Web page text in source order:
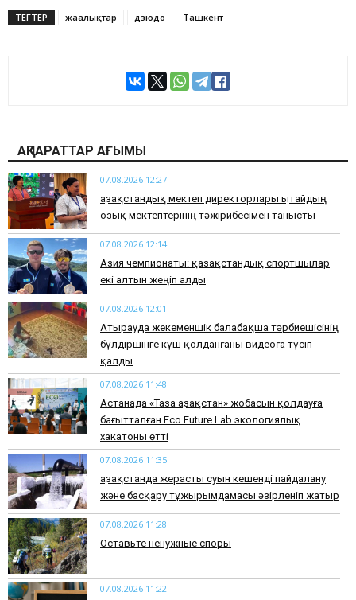
ТЕГТЕР жаңалықтар дзюдо Ташкент
АҚПАРАТТАР АҒЫМЫ
07.08.2026 12:27
Қазақстандық мектеп директорлары Қытайдың
озық мектептерінің тәжірибесімен танысты
07.08.2026 12:14
Азия чемпионаты: қазақстандық спортшылар
екі алтын жеңіп алды
07.08.2026 12:01
Атырауда жекеменшік балабақша тәрбиешісінің
бүлдіршінге күш қолданғаны видеоға түсіп
қалды
07.08.2026 11:48
Астанада «Таза Қазақстан» жобасын қолдауға
бағытталған Eco Future Lab экологиялық
хакатоны өтті
07.08.2026 11:35
Қазақстанда жерасты суын кешенді пайдалану
және басқару тұжырымдамасы әзірленіп жатыр
07.08.2026 11:28
Оставьте ненужные споры
07.08.2026 11:22